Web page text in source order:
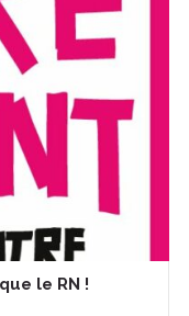
le RN !